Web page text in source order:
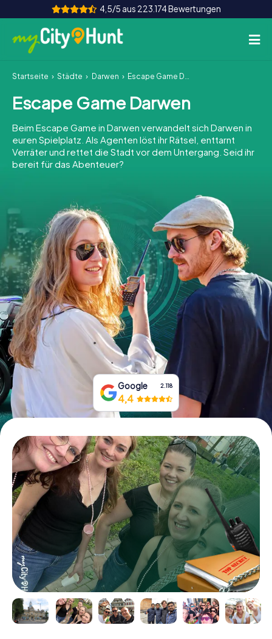
4,5/5 aus 223.174 Bewertungen
So funktioniert's
Städte
Touren
Teamevent
INT AT CH
DE
ES
FR UK
IE
IT
NL
Tickets buchen
Gutscheine bestellen
Startseite Städte Darwen Escape Game Darwen
Escape Game Darwen
Beim Escape Game in Darwen verwandelt sich Darwen in
euren Spielplatz. Als Agenten löst ihr Rätsel, enttarnt
Verräter und rettet die Stadt vor dem Untergang. Seid ihr
bereit für das Abenteuer?
Google 2.118
4,4